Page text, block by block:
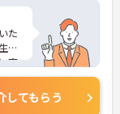
た
協
育
地
してもらう